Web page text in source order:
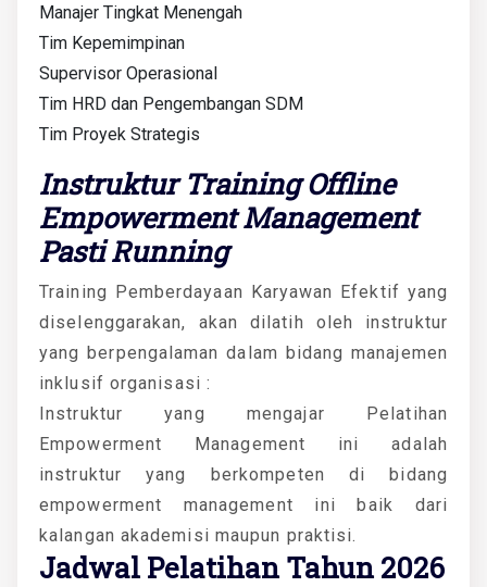
Manajer Tingkat Menengah
Tim Kepemimpinan
Supervisor Operasional
Tim HRD dan Pengembangan SDM
Tim Proyek Strategis
Instruktur Training Offline
Empowerment Management
Pasti Running
Training Pemberdayaan Karyawan Efektif yang
diselenggarakan, akan dilatih oleh instruktur
yang berpengalaman dalam bidang manajemen
inklusif organisasi :
Instruktur yang mengajar Pelatihan
Empowerment Management ini adalah
instruktur yang berkompeten di bidang
empowerment management ini baik dari
kalangan akademisi maupun praktisi.
Jadwal Pelatihan Tahun 2026